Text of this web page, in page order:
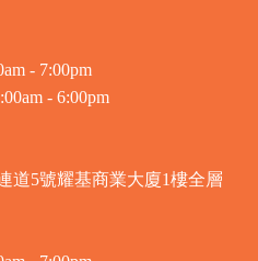
- 7:00pm
- 6:00pm
道5號耀基商業大廈1樓全層